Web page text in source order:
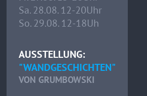
Sa. 28.08. 12-20Uhr
So. 29.08. 12-18Uh
AUSSTELLUNG:
"WANDGESCHICHTEN"
VON GRUMBOWSKI